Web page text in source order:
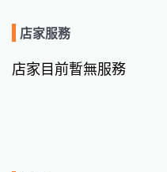
店家服務
店家目前暫無服務